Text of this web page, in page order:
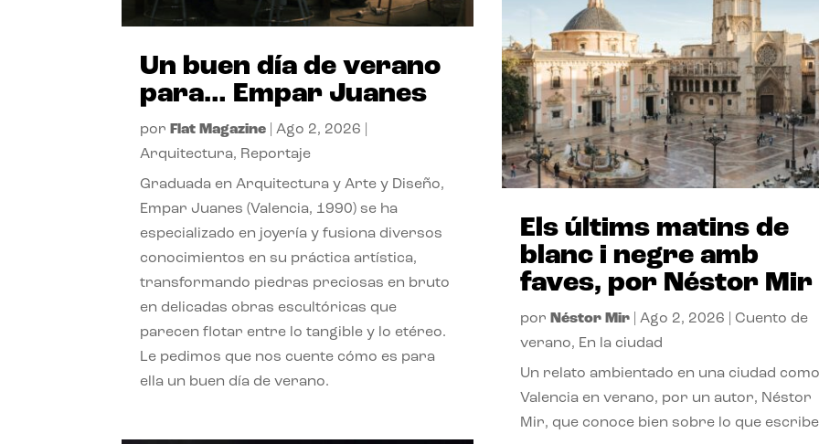
Un buen día de verano
para… Empar Juanes
por Flat Magazine |Ago 2, 2026
Arquitectura, Reportaje
Graduada en Arquitectura y Arte y Diseño,
Empar Juanes (Valencia, 1990) se ha
especializado en joyería y fusiona diversos
conocimientos en su práctica artística,
transformando piedras preciosas en bruto
en delicadas obras escultóricas que
parecen flotar entre lo tangible y lo etéreo.
Le pedimos que nos cuente cómo es para
ella un buen día de verano.
Els últims matins de
blanc i negre amb
faves, por Néstor Mir
por Néstor Mir| Ago 2, 2026
Cuento de
verano, En la ciudad
Un relato ambientado en una ciudad como
Valencia en verano, por un autor, Néstor
Mir, que conoce bien sobre lo que